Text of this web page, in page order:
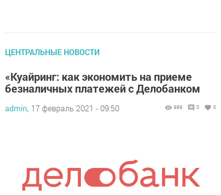
ЦЕНТРАЛЬНЫЕ НОВОСТИ
«Куайринг: как экономить на приеме
безналичных платежей с Делобанком
admin, 17 февраль 2021 - 09:50 989 0 0